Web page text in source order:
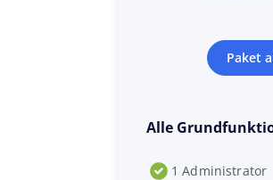
Paket
Alle
1 Administrator